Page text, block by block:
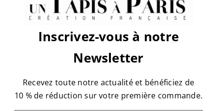
Facebook
X RedditLinkedInWhatsApp
TumblrPinterest
Vk Email
À propos de l'auteur :tapis
Inscrivez-vous à notre
Newsletter
Recevez toute notre actualité et bénéficiez de
10 % de réduction sur votre première commande.